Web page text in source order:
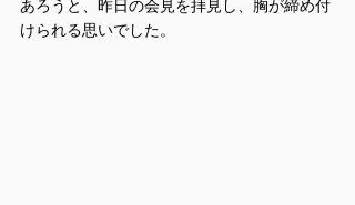
あろうと、昨日の会見を拝見し、胸が締め付
けられる思いでした。